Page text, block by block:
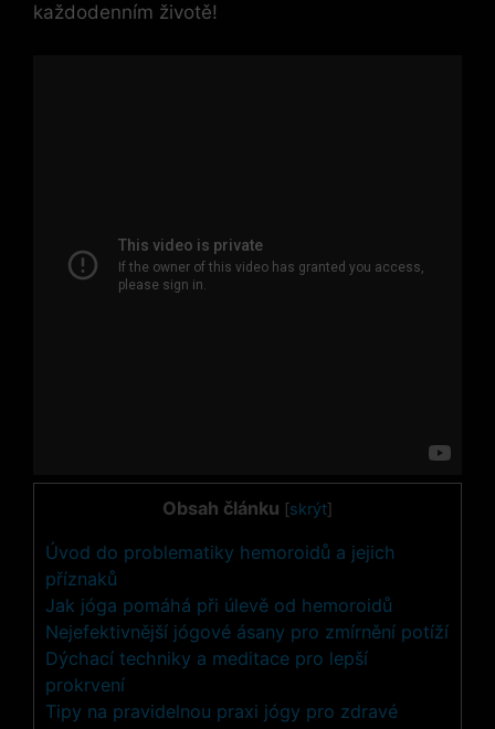
každodenním životě!
Obsah článku [skrýt]
Úvod do problematiky hemoroidů a jejich
příznaků
Jak jóga pomáhá při úlevě od hemoroidů
Nejefektivnější jógové ásany pro zmírnění potíží
Dýchací techniky a meditace pro lepší
prokrvení
Tipy na pravidelnou praxi jógy pro zdravé